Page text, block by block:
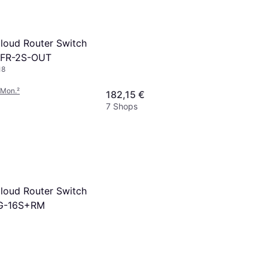
Router Switch
2S-OUT
² 182,15 €
7 Shops
Router Switch
16S+RM